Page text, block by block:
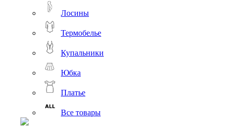
Лосины
Термобелье
Купальники
Юбка
Платье
Все товары